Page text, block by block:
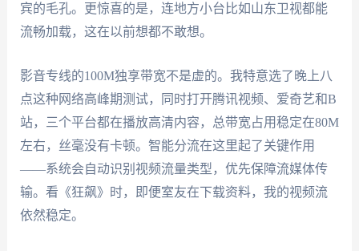
宾的毛孔。更惊喜的是，连地方小台比如山东卫视都能
流畅加载，这在以前想都不敢想。
影音专线的100M独享带宽不是虚的。我特意选了晚上八
点这种网络高峰期测试，同时打开腾讯视频、爱奇艺和B
站，三个平台都在播放高清内容，总带宽占用稳定在80M
左右，丝毫没有卡顿。智能分流在这里起了关键作用
——系统会自动识别视频流量类型，优先保障流媒体传
输。看《狂飙》时，即便室友在下载资料，我的视频流
依然稳定。